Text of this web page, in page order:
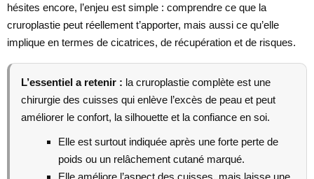
hésites encore, l’enjeu est simple : comprendre ce que la
cruroplastie peut réellement t’apporter, mais aussi ce qu’elle
implique en termes de cicatrices, de récupération et de risques.
L’essentiel a retenir : la cruroplastie complète est une
chirurgie des cuisses qui enlève l’excès de peau et peut
améliorer le confort, la silhouette et la confiance en soi.
Elle est surtout indiquée après une forte perte de
poids ou un relâchement cutané marqué.
Elle améliore l’aspect des cuisses, mais laisse une